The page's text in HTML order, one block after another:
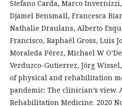
Stefano Carda, Marco
Djamel Bensmaïl, Francesca
Nathalie Draulans, Alberto
Francisco, Raphaël Gross, Luis
Moraleda Pérez, Michael W
Verduzco-Gutierrez, Jörg
of physical and rehabilitation
pandemic: The clinician’s view.
Rehabilitation Medicine. 2020